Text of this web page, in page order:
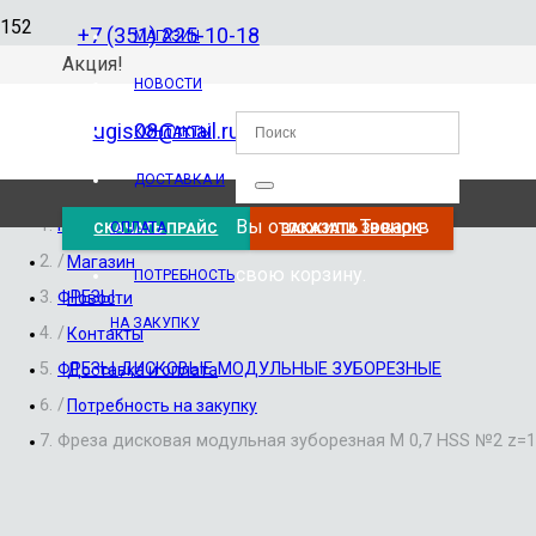
Акция!
+7 (351) 225-10-18
ugis08@mail.ru
СКАЧАТЬ ПРАЙС ЗАКАЗАТЬ ЗВОНОК
МАГАЗИН
НОВОСТИ
КОНТАКТЫ
ДОСТАВКА И
ОПЛАТА
ПОТРЕБНОСТЬ
НА ЗАКУПКУ
Вы отложилиТоварв
свою корзину.
Магазин
Новости
Контакты
Доставка и оплата
Потребность на закупку
Главная
/
ФРЕЗЫ
/
ФРЕЗЫ ДИСКОВЫЕ МОДУЛЬНЫЕ ЗУБОРЕЗНЫЕ
/
Фреза дисковая модульная зуборезная М 0,7 HSS №2